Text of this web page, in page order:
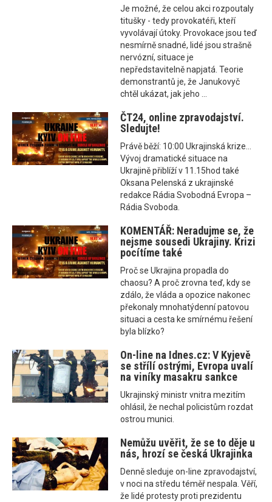
Je možné, že celou akci rozpoutaly
titušky - tedy provokatéři, kteří
vyvolávají útoky. Provokace jsou teď
nesmírně snadné, lidé jsou strašně
nervózní, situace je
nepředstavitelně napjatá. Teorie
demonstrantů je, že Janukovyč
chtěl ukázat, jak jeho ...
ČT24, online zpravodajství.
Sledujte!
Právě běží: 10:00 Ukrajinská krize...
Vývoj dramatické situace na
Ukrajině přiblíží v 11.15hod také
Oksana Pelenská z ukrajinské
redakce Rádia Svobodná Evropa –
Rádia Svoboda.
KOMENTÁŘ: Neradujme se, že
nejsme sousedi Ukrajiny. Krizi
pocítíme také
Proč se Ukrajina propadla do
chaosu? A proč zrovna teď, kdy se
zdálo, že vláda a opozice nakonec
překonaly mnohatýdenní patovou
situaci a cesta ke smírnému řešení
byla blízko?
On-line na Idnes.cz: V Kyjevě
se střílí ostrými, Evropa uvalí
na viníky masakru sankce
Ukrajinský ministr vnitra mezitím
ohlásil, že nechal policistům rozdat
ostrou munici.
Nemůžu uvěřit, že se to děje u
nás, hrozí se česká Ukrajinka
Denně sleduje on-line zpravodajství,
v noci na středu téměř nespala. Věří,
že lidé protesty proti prezidentu